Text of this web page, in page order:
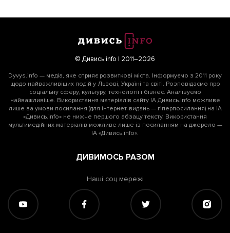
© Дивись.info | 2011–2026
Dyvys.info — медіа, яке сприяє розвиткові міста. Інформуємо з 2011 року
щодо найважливіших подій у Львові, Україні та світі. Розповідаємо про
соціальну сферу, культуру, технології і бізнес. Аналізуємо
найважливіше. Використання матеріалів сайту ІА Дивись.info можливе
лише за умови посилання (для інтернет-видань — гіперпосилання) на ІА
«Дивись.info» не нижче першого абзацу тексту. Використання
мультимедійних матеріалів можливе лише із посиланням на джерело —
ІА «Дивись.info».
ДИВИМОСЬ РАЗОМ
Наші соц мережі